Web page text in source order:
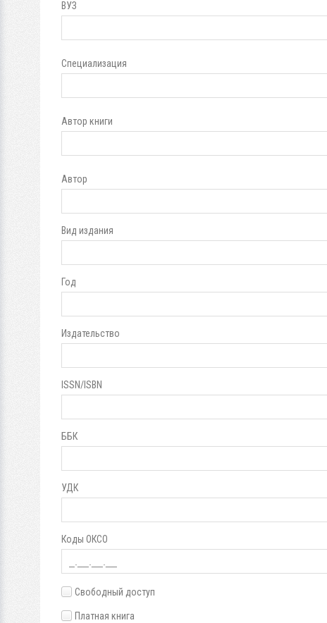
ВУЗ
Специализация
Автор книги
Автор
Вид издания
Год
Издательство
ISSN/ISBN
ББК
УДК
Коды ОКСО
Свободный доступ
Платная книга